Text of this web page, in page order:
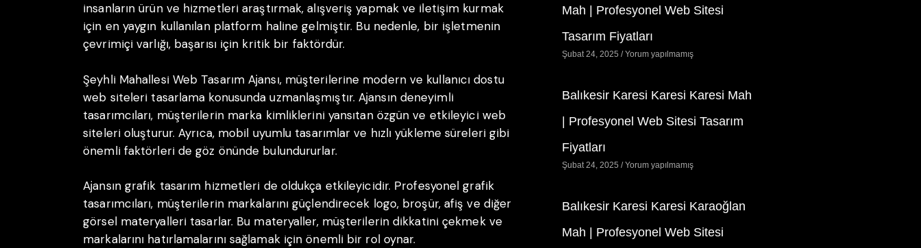
insanların ürün ve hizmetleri araştırmak, alışveriş yapmak ve iletişim kurmak
için en yaygın kullanılan platform haline gelmiştir. Bu nedenle, bir işletmenin
çevrimiçi varlığı, başarısı için kritik bir faktördür.
Şeyhli Mahallesi Web Tasarım Ajansı, müşterilerine modern ve kullanıcı dostu
web siteleri tasarlama konusunda uzmanlaşmıştır. Ajansın deneyimli
tasarımcıları, müşterilerin marka kimliklerini yansıtan özgün ve etkileyici web
siteleri oluşturur. Ayrıca, mobil uyumlu tasarımlar ve hızlı yükleme süreleri gibi
önemli faktörleri de göz önünde bulundururlar.
Ajansın grafik tasarım hizmetleri de oldukça etkileyicidir. Profesyonel grafik
tasarımcıları, müşterilerin markalarını güçlendirecek logo, broşür, afiş ve diğer
görsel materyalleri tasarlar. Bu materyaller, müşterilerin dikkatini çekmek ve
markalarını hatırlamalarını sağlamak için önemli bir rol oynar.
Mah | Profesyonel Web Sitesi
Tasarım Fiyatları
Şubat 24, 2025 Yorum yapılmamış
Balıkesir Karesi Karesi Karesi Mah
| Profesyonel Web Sitesi Tasarım
Fiyatları
Şubat 24, 2025 Yorum yapılmamış
Balıkesir Karesi Karesi Karaoğlan
Mah | Profesyonel Web Sitesi